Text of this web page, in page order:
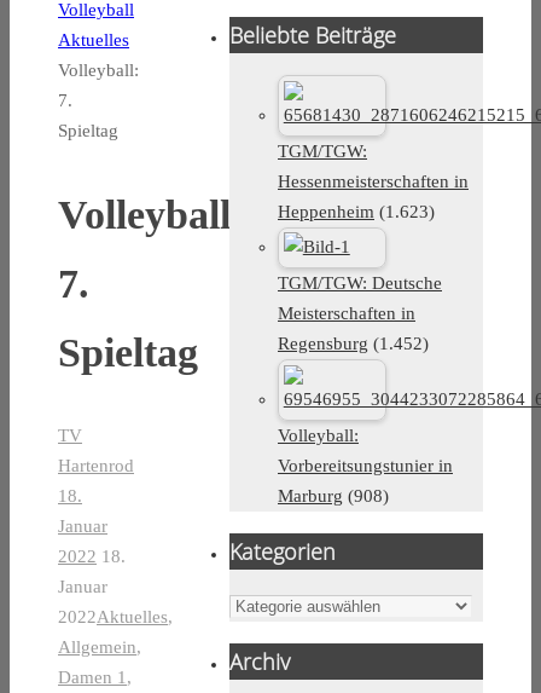
Start
Volleyball
Aktuelles
Volleyball:
7.
Spieltag
Volleyball:
7.
Spieltag
TV
Hartenrod
18.
Januar
2022 18.
Januar
2022Aktuelles,
Allgemein,
Damen 1,
Beliebte Beiträge
TGM/TGW:
Hessenmeisterschaften in
Heppenheim (1.623)
TGM/TGW: Deutsche
Meisterschaften in
Regensburg (1.452)
Volleyball:
Vorbereitsungstunier in
Marburg (908)
Kategorien
Kategorien
Archiv